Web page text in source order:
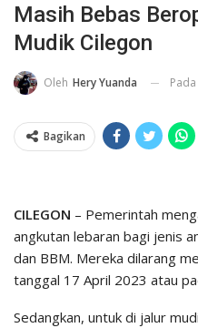
Masih Bebas
Mudik Cilegon
Oleh Hery Yuanda Pada
Bagikan
CILEGON – Pemerintah
angkutan lebaran bagi jenis
dan BBM. Mereka dilarang
tanggal 17 April 2023 atau
Sedangkan, untuk di jalur